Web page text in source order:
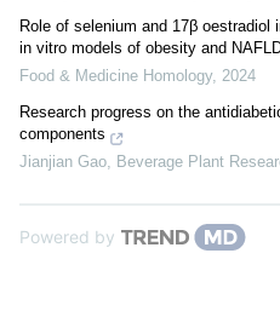
Role of selenium and 17β
in vitro models of obesity and
Food & Medicine Homology, 2024
Research progress on the
components
Jianjian Gao, Beverage Plant
Powered by